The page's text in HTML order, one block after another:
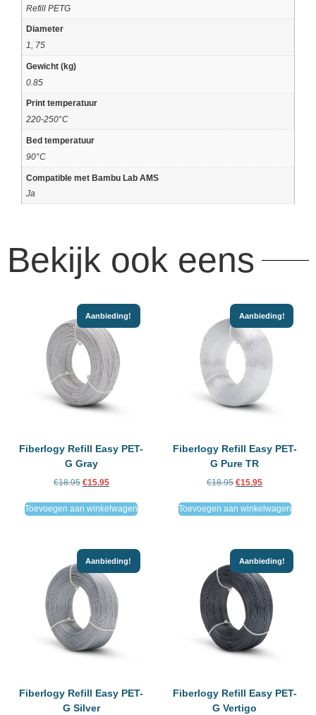
Refill PETG
Diameter
1, 75
Gewicht (kg)
0.85
Print temperatuur
220-250°C
Bed temperatuur
90°C
Compatible met Bambu Lab AMS
Ja
Bekijk ook eens
Aanbieding!
Fiberlogy Refill Easy PET-
G Gray
€18.95 €15.95
Toevoegen aan winkelwagen
Aanbieding!
Fiberlogy Refill Easy PET-
G Pure TR
€18.95 €15.95
Toevoegen aan winkelwagen
Aanbieding!
Fiberlogy Refill Easy PET-
G Silver
Aanbieding!
Fiberlogy Refill Easy PET-
G Vertigo